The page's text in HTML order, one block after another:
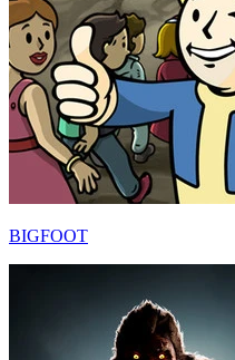
BIGFOOT